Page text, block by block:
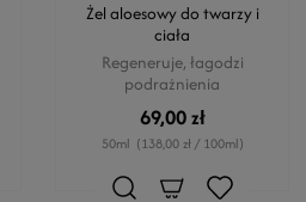
Żel aloesowy do twarzy i
ciała
Regeneruje, łagodzi
podrażnienia
69,00 zł
50ml (138,00 zł / 100ml)